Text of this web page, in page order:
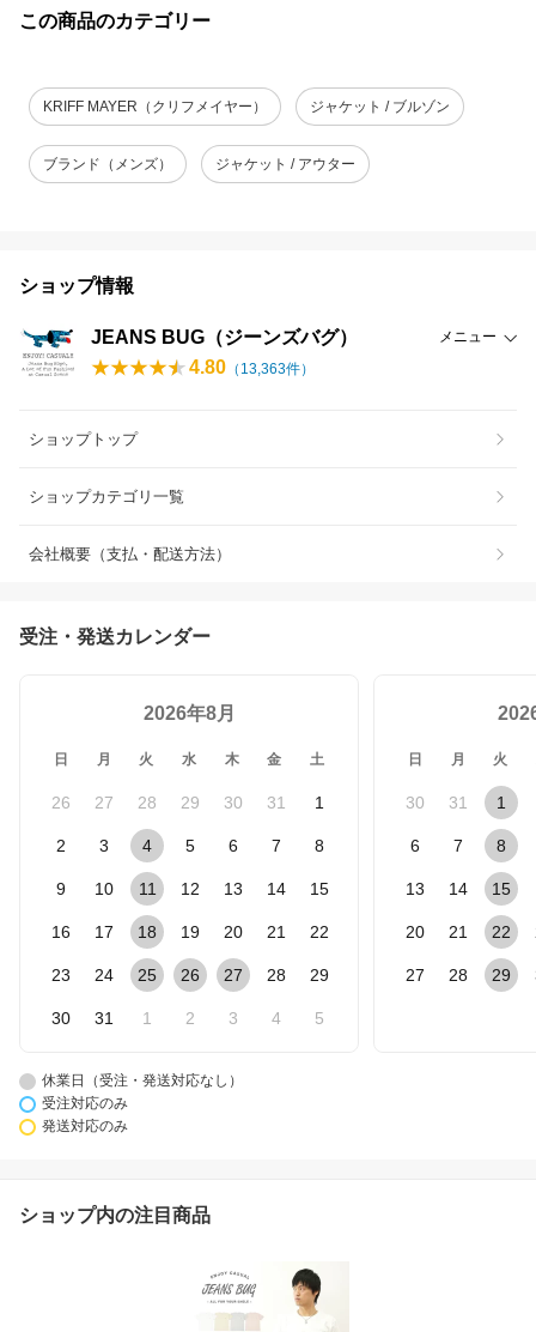
この商品のカテゴリー
KRIFF MAYER（クリフメイヤー） ジャケット / ブルゾン
ブランド（メンズ） ジャケット / アウター
ショップ情報
JEANS BUG（ジーンズバグ） メニュー
4.80 （ 13,363件）
ショップトップ
ショップカテゴリ一覧
会社概要（支払・配送方法）
受注・発送カレンダー
2026年8月
日 月 火 水 木 金 土
26 27 28 29 30 31 1
2 3 4 5 6 7 8
9 10 11 12 13 14 15
16 17 18 19 20 21 22
23 24 25 26 27 28 29
30 31 1 2 3 4 5
日 月 火
30 31 1
6 7 8
13 14 15
20 21 22
27 28 29
休業日（受注・発送対応なし）
受注対応のみ
発送対応のみ
ショップ内の注目商品